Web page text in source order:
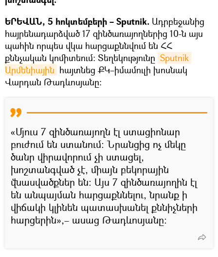
ԵՐԵՎԱՆ, 5 հոկտեմբերի – Sputnik. Ադրբեջանից
հայրենադարձված 17 զինծառայողներից 10-ն այս
պահին որպես վկա հարցաքննվում են ՀՀ
քննչական կոմիտեում։ Տեղեկությունը Sputnik
Արմենիային հայտնեց ՔԿ–իմամուլի խոսնակ
Վարդան Թադևոսյանը։
«Մյուս 7 զինծառայողն էլ ստացիոնար
բուժում են ստանում։ Նրանցից ոչ մեկը
ծանր վիրավորում չի ստացել,
խոշտանգված չէ, միայն բեկորային
վնասվածքներ են։ Այս 7 զինծառայողին էլ
են անպայման հարցաքննելու, նրանք ի
վիճակի կլինեն պատասխանել քննիչների
հարցերին»,– ասաց Թադևոսյանը։